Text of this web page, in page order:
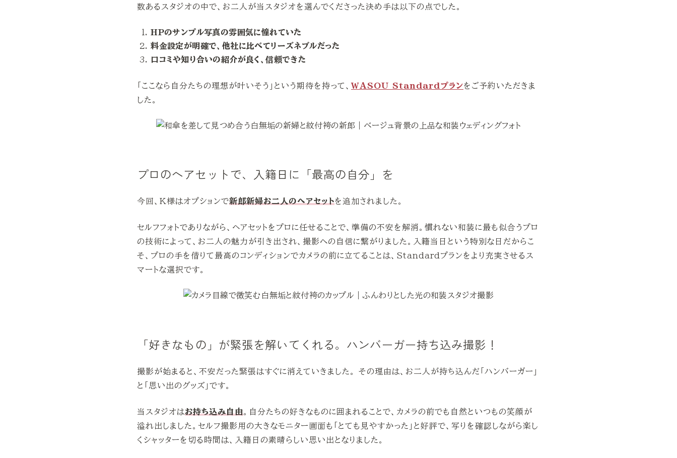
数あるスタジオの中で、お二人が当スタジオを選んでくださった決め手は以下の点でした。
HPのサンプル写真の雰囲気に憧れていた
料金設定が明確で、他社に比べてリーズネブルだった
口コミや知り合いの紹介が良く、信頼できた
「ここなら自分たちの理想が叶いそう」という期待を持って、 WASOU Standardプランをご予約いただきま
した。
プロのヘアセットで、入籍日に「最高の自分」を
今回、K様はオプションで新郎新婦お二人のヘアセットを追加されました。
セルフフォトでありながら、ヘアセットをプロに任せることで、準備の不安を解消。慣れない和装に最も似合うプロ
の技術によって、お二人の魅力が引き出され、撮影への自信に繋がりました。入籍当日という特別な日だからこ
そ、プロの手を借りて最高のコンディションでカメラの前に立てることは、Standardプランをより充実させるス
マートな選択です。
「好きなもの」が緊張を解いてくれる。ハンバーガー持ち込み撮影！
撮影が始まると、不安だった緊張はすぐに消えていきました。 その理由は、お二人が持ち込んだ「ハンバーガー」
と「思い出のグッズ」です。
当スタジオはお持ち込み自由。自分たちの好きなものに囲まれることで、カメラの前でも自然といつもの笑顔が
溢れ出しました。セルフ撮影用の大きなモニター画面も「とても見やすかった」と好評で、写りを確認しながら楽し
くシャッターを切る時間は、入籍日の素晴らしい思い出となりました。